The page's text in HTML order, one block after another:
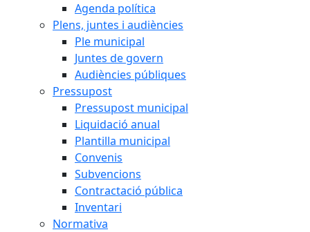
Agenda política
Plens, juntes i audiències
Ple municipal
Juntes de govern
Audiències públiques
Pressupost
Pressupost municipal
Liquidació anual
Plantilla municipal
Convenis
Subvencions
Contractació pública
Inventari
Normativa